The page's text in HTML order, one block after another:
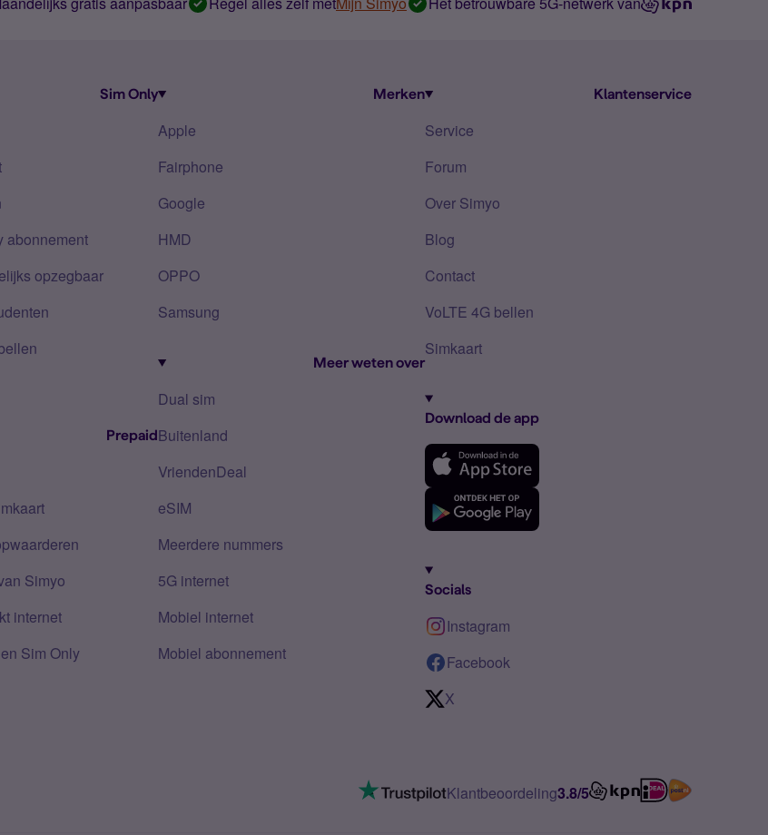
Sim Only
abonnement
opzegbaar
Prepaid
Simyo
internet
Sim Only
Merken
Apple
Fairphone
Google
HMD
OPPO
Samsung
Meer weten over
Dual sim
Buitenland
VriendenDeal
eSIM
Meerdere nummers
5G internet
Mobiel internet
Mobiel abonnement
Klantenservice
Service
Forum
Over Simyo
Blog
Contact
VoLTE 4G bellen
Simkaart
Download de app
Socials
Instagram
Facebook
X
Klantbeoordeling3.8/5